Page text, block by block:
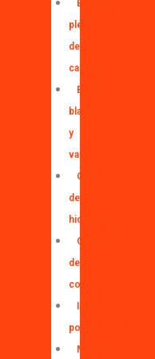
Bastones
plegables
de
carbono
Botellas
blandas
y
vasos
Chalecos
de
hidratación
Cinturones
de
correr
Imán
portadorsal
Manguitos